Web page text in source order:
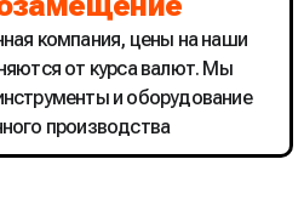
компания, цены на наши
от курса валют. Мы
и оборудование
производства